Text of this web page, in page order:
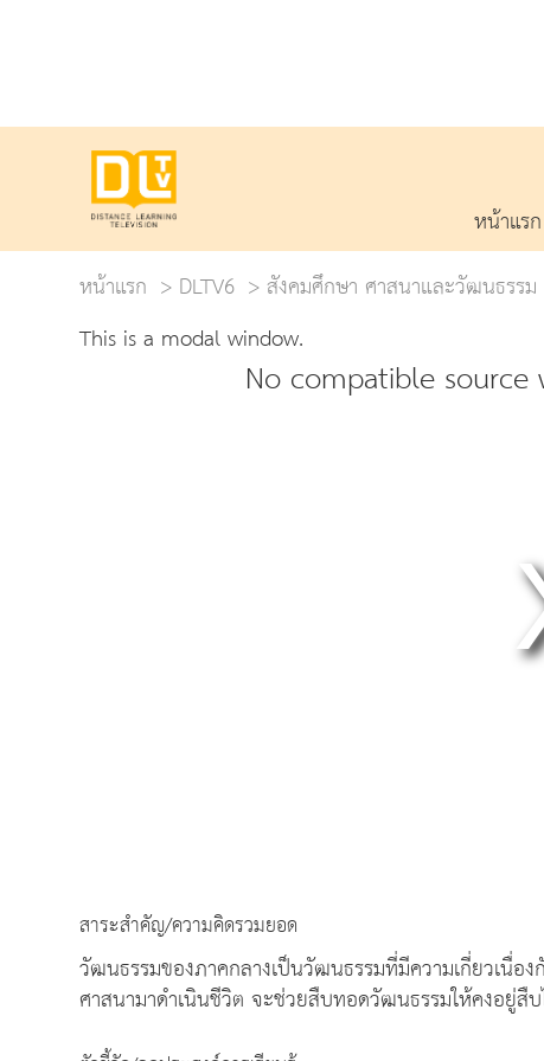
หน้าแรก
หน้าแรก
DLTV6 สังคมศึกษา ศาสนาและวัฒนธรรม
This is a modal window.
No compatible
สาระสำคัญ/ความคิดรวมยอด
วัฒนธรรมของภาคกลางเป็นวัฒนธรรมที่มีความเกี่ยวเนื่
ศาสนามาดำเนินชีวิต จะช่วยสืบทอดวัฒนธรรมให้คงอยู่สื